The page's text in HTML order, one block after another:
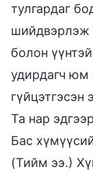
тулгардаг
шийдвэрлэж
болон
удирдагч юм
гүйцэтгэсэн
Та нар
Бас
(Тийм ээ.)